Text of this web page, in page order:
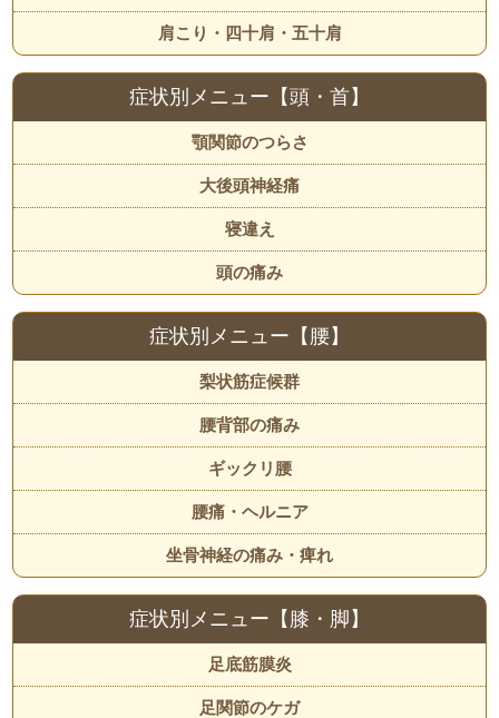
肩こり・四十肩・五十肩
症状別メニュー【頭・首】
顎関節のつらさ
大後頭神経痛
寝違え
頭の痛み
症状別メニュー【腰】
梨状筋症候群
腰背部の痛み
ギックリ腰
腰痛・ヘルニア
坐骨神経の痛み・痺れ
症状別メニュー【膝・脚】
足底筋膜炎
足関節のケガ